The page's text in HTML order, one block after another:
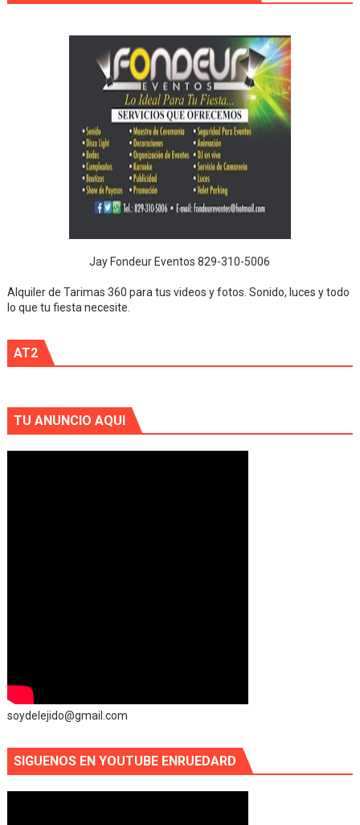
Jay Fondeur Eventos 829-310-5006
Alquiler de Tarimas 360 para tus videos y fotos. Sonido, luces y todo
lo que tu fiesta necesite.
AT2
TU ANUNCIO AQUI
soydelejido@gmail.com
SIGUENOS EN YOUTUBE ENRUEDARD